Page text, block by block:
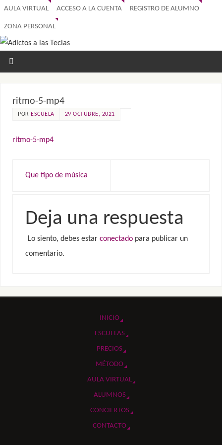
AULA VIRTUAL ACCESO A LA CUENTA REGISTRO DE ALUMNO
ZONA PERSONAL
ritmo-5-mp4
POR ESCUELA 29 OCTUBRE, 2021
ritmo-5-mp4
Que tipo de música
Deja una respuesta
Lo siento, debes estar conectadopara publicar un
comentario.
INICIO
ESCUELAS
PRECIOS
MÉTODO
AULA VIRTUAL
ALUMNOS
CONCIERTOS
CONTACTO